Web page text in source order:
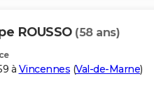
ROUSSO (58 ans)
à Vincennes (Val-de-Marne)